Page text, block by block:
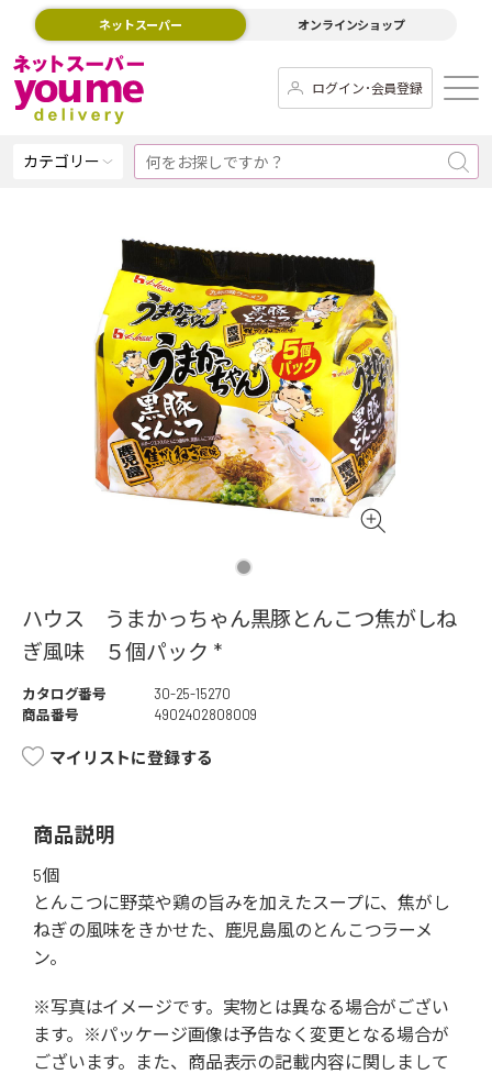
ネットスーパー オンラインショップ
ログイン･会員登録
カテゴリー
ハウス うまかっちゃん黒豚とんこつ焦がしね
ぎ風味 ５個パック *
カタログ番号
30-25-15270
商品番号
4902402808009
マイリストに登録する
商品説明
5個
とんこつに野菜や鶏の旨みを加えたスープに、焦がし
ねぎの風味をきかせた、鹿児島風のとんこつラーメ
ン。
※写真はイメージです。実物とは異なる場合がござい
ます。※パッケージ画像は予告なく変更となる場合が
ございます。また、商品表示の記載内容に関しまして